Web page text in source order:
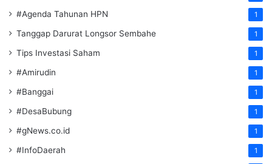
#Agenda Tahunan HPN 1
Tanggap Darurat Longsor Sembahe 1
Tips Investasi Saham 1
#Amirudin 1
#Banggai 1
#DesaBubung 1
#gNews.co.id 1
#InfoDaerah 1